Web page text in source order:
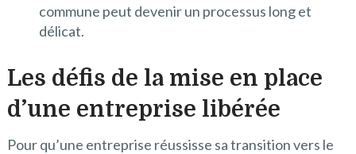
commune peut devenir un processus long et
délicat.
Les défis de la mise en place
d’une entreprise libérée
Pour qu’une entreprise réussisse sa transition vers le